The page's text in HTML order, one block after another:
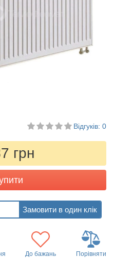
Відгуків: 0
грн
До бажань Порівняти